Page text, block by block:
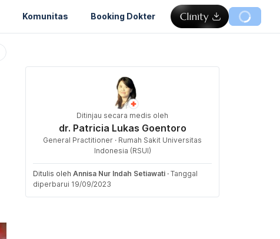
Komunitas Booking Dokter
Ditinjau secara medis oleh
dr. Patricia Lukas Goentoro
General Practitioner · Rumah Sakit Universitas
Indonesia (RSUI)
Ditulis oleh Annisa Nur Indah Setiawati · Tanggal
diperbarui 19/09/2023